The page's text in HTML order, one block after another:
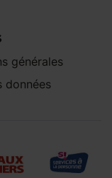
générales
données